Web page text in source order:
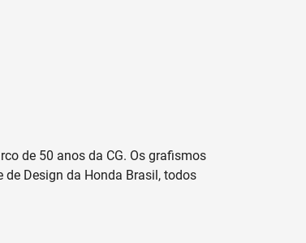
de 50 anos da CG. Os grafismos
Design da Honda Brasil, todos